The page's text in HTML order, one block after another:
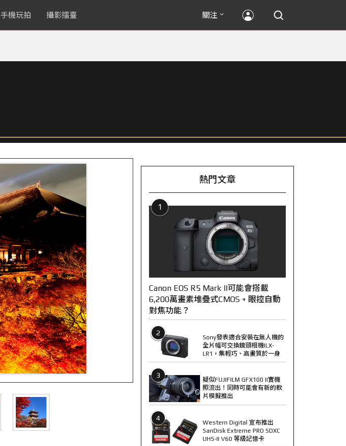
手機玩拍 攝影擂臺 關注
熱門文章
1
Canon EOS R5 Mark II可能會搭載
6,200萬畫素堆疊式CMOS + 眼控自動
對焦功能？
2
Sony發表適合安裝在無人機的
全片幅可交換鏡頭相機ILX-
LR1，集輕巧、高畫質於一身
3
疑似FUJIFILM GFX100 II實機
照流出！同時可能會有新的軟
片模擬推出
4
Western Digital 宣布推出
SanDisk Extreme PRO SDXC
UHS-II V60 等級記憶卡